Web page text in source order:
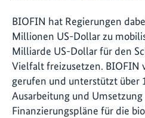
BIOFIN hat Regierungen
Millionen US-Dollar zu
Milliarde US-Dollar für den
Vielfalt freizusetzen. BIOFIN
gerufen und unterstützt über
Ausarbeitung und
Finanzierungspläne für die